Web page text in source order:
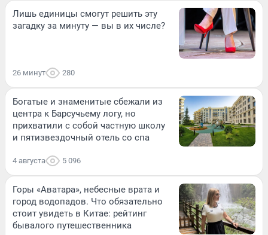
Лишь единицы смогут решить эту
загадку за минуту — вы в их числе?
26 минут 280
Богатые и знаменитые сбежали из
центра к Барсучьему логу, но
прихватили с собой частную школу
и пятизвездочный отель со спа
4 августа 5 096
Горы «Аватара», небесные врата и
город водопадов. Что обязательно
стоит увидеть в Китае: рейтинг
бывалого путешественника